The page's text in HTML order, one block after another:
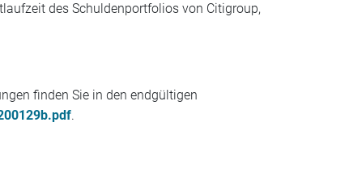
des Schuldenportfolios von Citigroup,
finden Sie in den endgültigen
.